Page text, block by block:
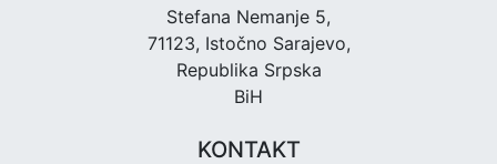
Stefana Nemanje 5,
71123, Istočno Sarajevo,
Republika Srpska
BiH
KONTAKT